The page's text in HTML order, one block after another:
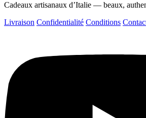
Cadeaux artisanaux d’Italie — beaux,
Livraison Confidentialité Conditions